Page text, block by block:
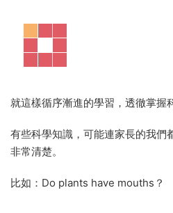
就這樣循序漸進的學習，透徹掌握
有些科學知識，可能連家長的我們
非常清楚。
比如：Do plants have mouths？